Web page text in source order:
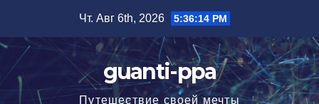
содержимому
Чт. Авг 6th, 2026 5:36:15 PM
guanti-ppa
Путешествие своей мечты